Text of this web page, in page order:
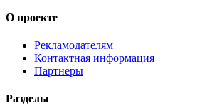
О проекте
Рекламодателям
Контактная информация
Партнеры
Разделы